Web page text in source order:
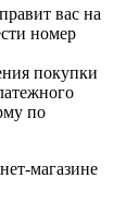
вас на
номер
покупки
по
магазине